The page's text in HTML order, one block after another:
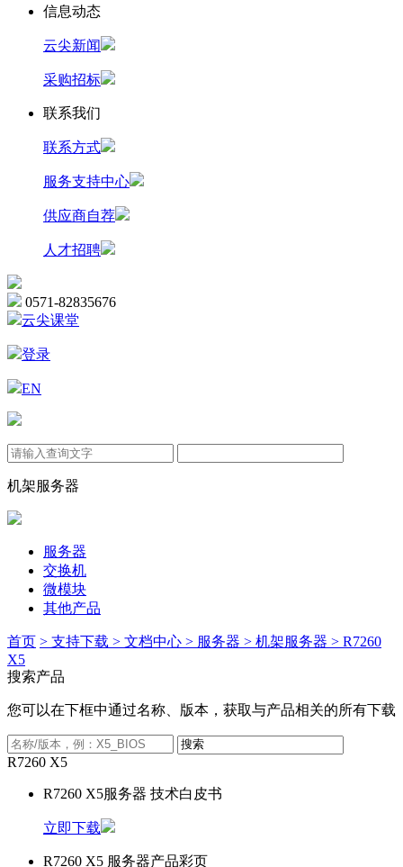
信息动态
云尖新闻
采购招标
联系我们
联系方式
服务支持中心
供应商自荐
人才招聘
0571-82835676
云尖课堂
登录
EN
机架服务器
服务器
交换机
微模块
其他产品
首页 > 支持下载 > 文档中心 > 服务器 > 机架服务器 > R7260
X5
搜索产品
您可以在下框中通过名称、版本，获取与产品相关的所有下载
R7260 X5
R7260 X5服务器 技术白皮书
立即下载
R7260 X5 服务器产品彩页